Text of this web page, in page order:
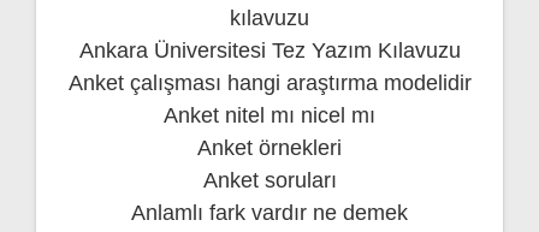
kılavuzu
Ankara Üniversitesi Tez Yazım Kılavuzu
Anket çalışması hangi araştırma modelidir
Anket nitel mı nicel mı
Anket örnekleri
Anket soruları
Anlamlı fark vardır ne demek